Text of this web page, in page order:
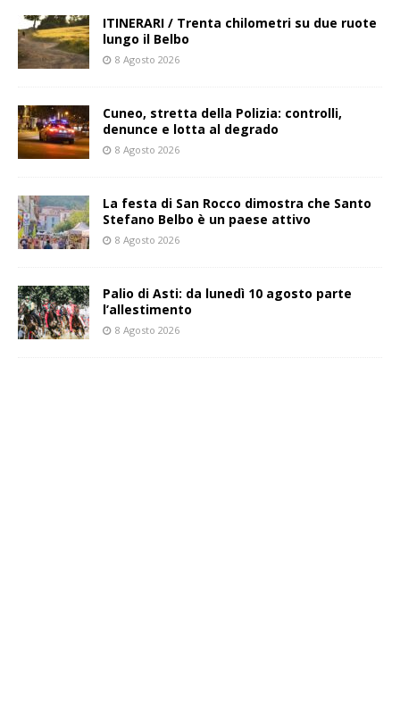
ITINERARI / Trenta chilometri su due ruote
lungo il Belbo
8 Agosto 2026
Cuneo, stretta della Polizia: controlli,
denunce e lotta al degrado
8 Agosto 2026
La festa di San Rocco dimostra che Santo
Stefano Belbo è un paese attivo
8 Agosto 2026
Palio di Asti: da lunedì 10 agosto parte
l’allestimento
8 Agosto 2026